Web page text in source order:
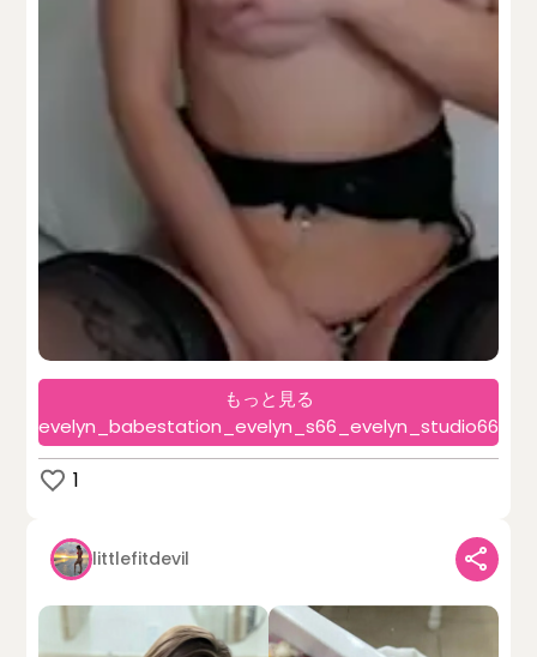
もっと見る
evelyn_babestation_evelyn_s66_evelyn_studio66
1
littlefitdevil